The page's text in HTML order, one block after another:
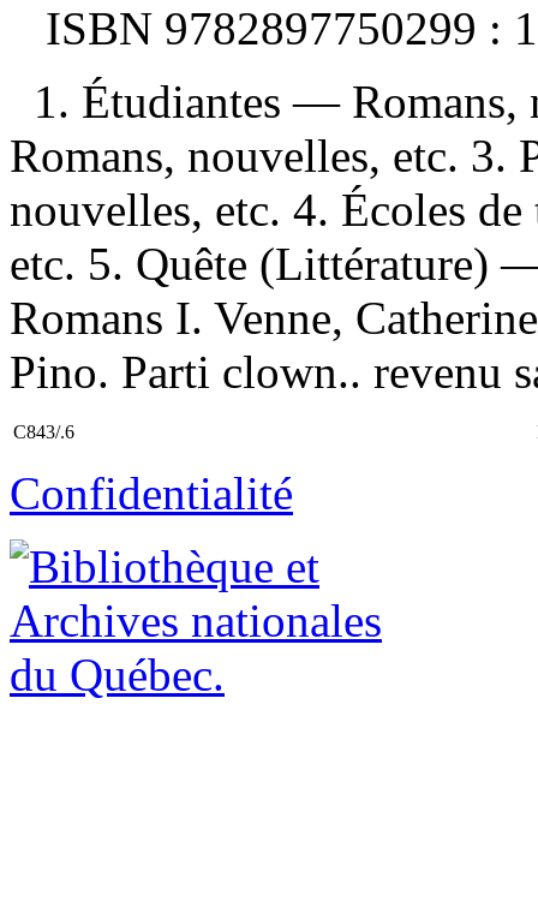
ISBN 9782897750299 :
1. Étudiantes —
Romans, nouvelles, etc. 3.
nouvelles, etc. 4. Écoles
etc. 5. Quête (Littérature)
Romans I. Venne,
Pino. Parti clown.. revenu
C843/.6
Confidentialité